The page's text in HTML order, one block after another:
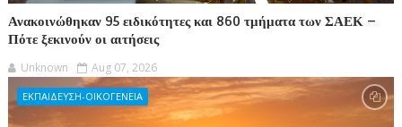
Ανακοινώθηκαν 95 ειδικότητες και 860 τμήματα των ΣΑΕΚ –
Πότε ξεκινούν οι αιτήσεις
Unknown Aug 07, 2026
ΕΚΠΑΙΔΕΥΣΗ-ΟΙΚΟΓΕΝΕΙΑ